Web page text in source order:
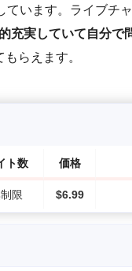
います。ライブチ
充実していて自分で
らえます。
ト数 価格
限 $6.99